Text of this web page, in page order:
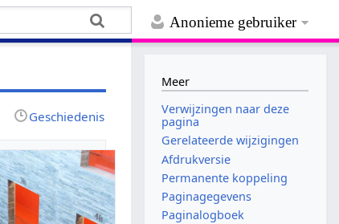
Anonieme gebruiker
Geschiedenis
Meer
Verwijzingen naar deze
pagina
Gerelateerde wijzigingen
Afdrukversie
Permanente koppeling
Paginagegevens
Paginalogboek